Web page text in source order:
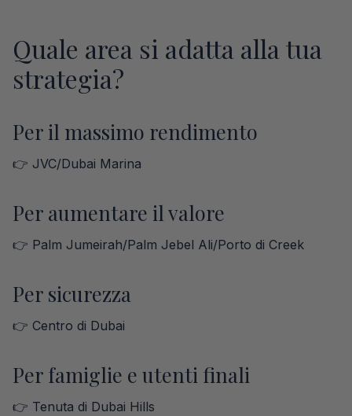
Quale area si adatta alla tua
strategia?
Per il massimo rendimento
👉 JVC/Dubai Marina
Per aumentare il valore
👉 Palm Jumeirah/Palm Jebel Ali/Porto di Creek
Per sicurezza
👉 Centro di Dubai
Per famiglie e utenti finali
👉 Tenuta di Dubai Hills